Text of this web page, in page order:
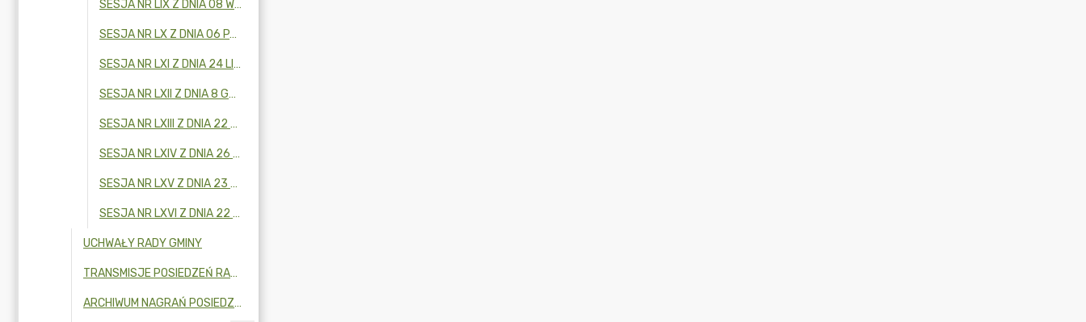
SESJA NR LIX Z DNIA 08 WRZEŚNIA 2023 R.
SESJA NR LX Z DNIA 06 PAŹDZIERNIKA 2023 R.
SESJA NR LXI Z DNIA 24 LISTOPADA 2023 R.
SESJA NR LXII Z DNIA 8 GRUDNIA 2023 R.
SESJA NR LXIII Z DNIA 22 GRUDNIA 2023 R.
SESJA NR LXIV Z DNIA 26 STYCZNIA 2024 R.
SESJA NR LXV Z DNIA 23 LUTEGO 2024 R.
SESJA NR LXVI Z DNIA 22 MARCA 2024 R.
UCHWAŁY RADY GMINY
TRANSMISJE POSIEDZEŃ RADY GMINY
ARCHIWUM NAGRAŃ POSIEDZEŃ RADY GMINY